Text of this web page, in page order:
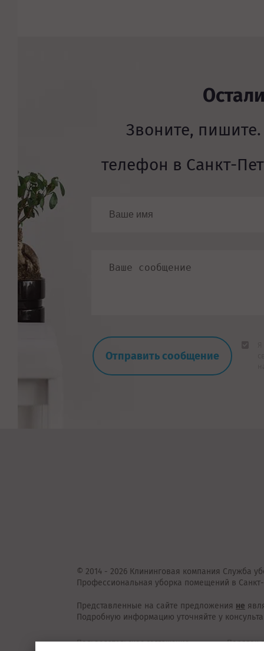
Звоните,
телефон в Санкт-
© 2014 - 2026 Клининговая компания Служба
Профессиональная уборка помещений в
Представленные на сайте предложения не
Подробную информацию уточняйте у
Пользовательское соглашение Порядок